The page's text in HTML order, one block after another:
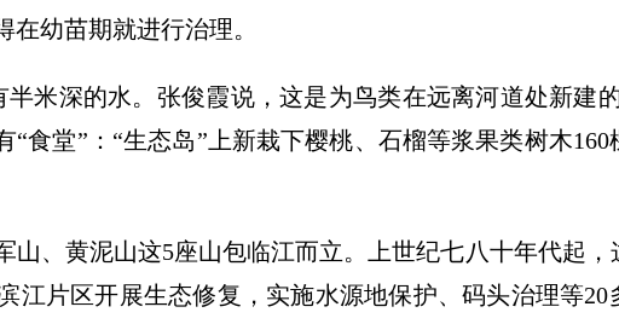
幼苗期就进行治理。
米深的水。张俊霞说，这是为鸟类在远离河道处新建
食堂”：“生态岛”上新栽下樱桃、石榴等浆果类树木
山、黄泥山这5座山包临江而立。上世纪七八十年代起，
江片区开展生态修复，实施水源地保护、码头治理等20